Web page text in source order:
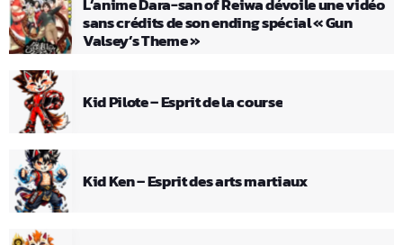
L’anime Dara-san of Reiwa dévoile une vidéo
sans crédits de son ending spécial « Gun
Valsey’s Theme »
Kid Pilote – Esprit de la course
Kid Ken – Esprit des arts martiaux